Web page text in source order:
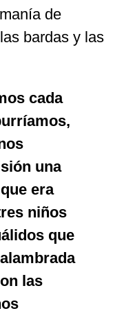
de
bardas y las
cada
una
era
niños
que
las